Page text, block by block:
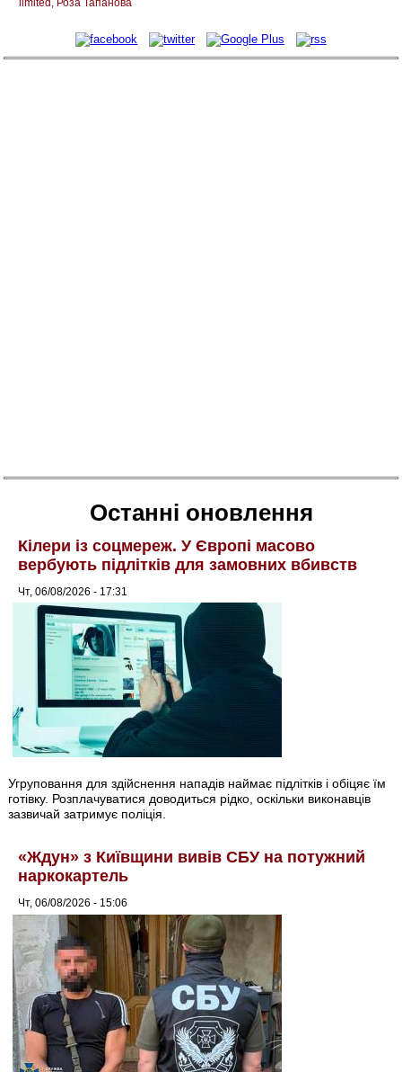
limited
Роза Тапанова
Останні оновлення
Кілери із соцмереж. У Європі масово
вербують підлітків для замовних вбивств
Чт, 06/08/2026 - 17:31
Угруповання для здійснення нападів наймає підлітків і обіцяє їм
готівку. Розплачуватися доводиться рідко, оскільки виконавців
зазвичай затримує поліція.
«Ждун» з Київщини вивів СБУ на потужний
наркокартель
Чт, 06/08/2026 - 15:06